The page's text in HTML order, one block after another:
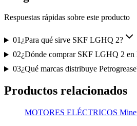
Respuestas rápidas sobre este producto
01¿Para qué sirve SKF LGHQ 2?
02¿Dónde comprar SKF LGHQ 2 en
03¿Qué marcas distribuye
Productos relacionados
MOTORES ELÉCTRICOS